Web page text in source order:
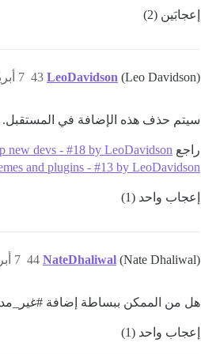
إعجابَين (2)
LeoDavidson (Leo Davidson) 7 أبريل 2026، 12:07م 43
سيتم حذف هذه الإضافة في المستقبل.
راجع new devs - #18 by LeoDavidson
and plugins - #13 by LeoDavidson
إعجاب واحد (1)
NateDhaliwal (Nate Dhaliwal) 7 أبريل 2026، 12:13م 44
هل من الممكن ببساطة إضافة
إعجاب واحد (1)